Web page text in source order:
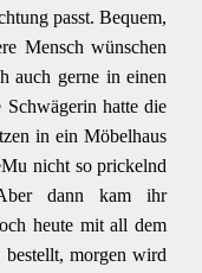
passt. Bequem,
Mensch wünschen
auch gerne in einen
Schwägerin hatte die
in ein Möbelhaus
nicht so prickelnd
dann kam ihr
heute mit all dem
morgen wird